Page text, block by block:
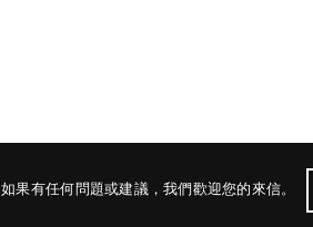
如果有任何問題或建議，我們歡迎您的來信。